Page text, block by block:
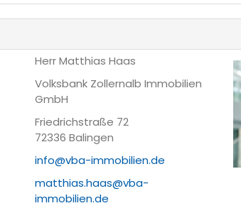
Herr Matthias Haas
Volksbank Zollernalb Immobilien
GmbH
Friedrichstraße 72
72336 Balingen
info@vba-immobilien.de
matthias.haas@vba-
immobilien.de